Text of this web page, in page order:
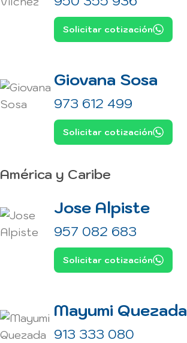
Solicitar cotización
Giovana Sosa
973 612 499
Solicitar cotización
América y Caribe
Jose Alpiste
957 082 683
Solicitar cotización
Mayumi Quezada
913 333 080